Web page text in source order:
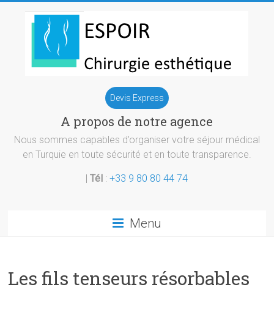
esthetique
Turquie
Devis Express
A propos de notre agence
Nous sommes capables d’organiser votre séjour médical
en Turquie en toute sécurité et en toute transparence.
|Tél :+33 9 80 80 44 74
Menu
Les fils tenseurs résorbables